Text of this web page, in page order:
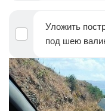
Уложить
под шею